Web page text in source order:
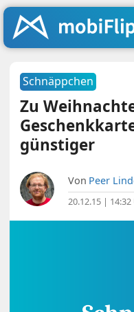
Schnäppchen
Zu
günstiger
Von Peer
20.12.15 | 14:32